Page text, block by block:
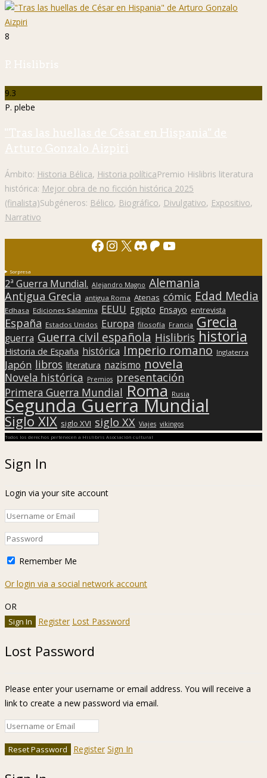
8
P. Hislibris
9.3
P. plebe
"Tras las huellas de César en Hispania" de
Arturo Gonzalo Aizpiri
Ámbito: Historia Bélica, Historia políticaPremio Hislibris literatura
histórica: Mejor obra de no ficción histórica 2025
(finalista)Subgéneros: Bélico, Biográfico, Divulgativo, Expositivo,
Narrativo
Facebook
Instagram
X Discord
Patreon
YouTube
Sorpresa
2ª Guerra Mundial. Alejandro Magno Alemania
Antigua Grecia antigua Roma Atenas cómic Edad Media
Edhasa Ediciones Salamina EEUU Egipto Ensayo entrevista
España Estados Unidos Europa filosofía Francia Grecia
guerra Guerra civil española Hislibris historia
Historia de España histórica Imperio romano Inglaterra
Japón libros literatura nazismo novela
Novela histórica Premios presentación
Primera Guerra Mundial Roma Rusia
Segunda Guerra Mundial
Siglo XIX siglo XVI siglo XX Viajes vikingos
Todos los derechos pertenecen a Hislibris Asociación cultural
Sign In
Login via your site account
Remember Me
Or login via a social network account
OR
Register Lost Password
Lost Password
Please enter your username or email address. You will receive a
link to create a new password via email.
Register Sign In